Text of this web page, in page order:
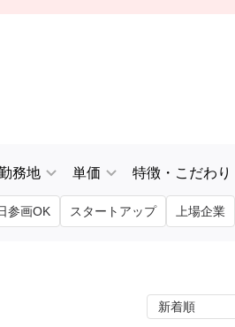
務地 単価 特徴・こだわり
参画OK スタートアップ 上場企業